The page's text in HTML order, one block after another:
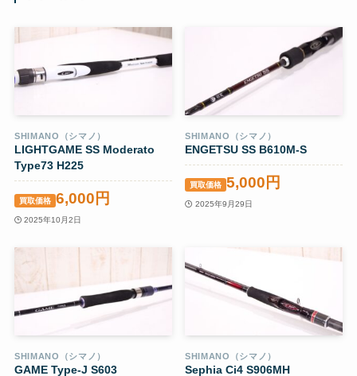
SHIMANO（シマノ）
LIGHTGAME SS Moderato
Type73 H225
買取価格 6,000円
2025年10月2日
SHIMANO（シマノ）
ENGETSU SS B610M-S
買取価格 5,000円
2025年9月29日
SHIMANO（シマノ）
GAME Type-J S603
SHIMANO（シマノ）
Sephia Ci4 S906MH